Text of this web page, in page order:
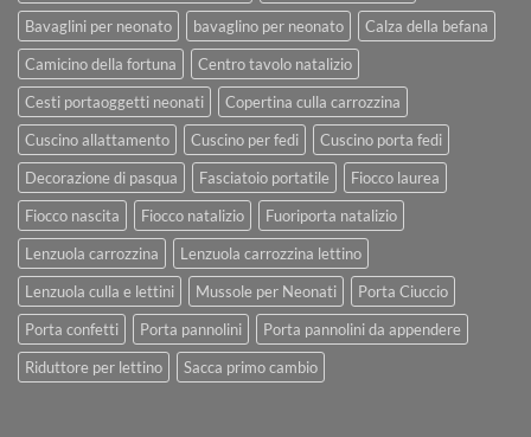
Bavaglini per neonato
bavaglino per neonato
Calza della befana
Camicino della fortuna
Centro tavolo natalizio
Cesti portaoggetti neonati
Copertina culla carrozzina
Cuscino allattamento
Cuscino per fedi
Cuscino porta fedi
Decorazione di pasqua
Fasciatoio portatile
Fiocco laurea
Fiocco nascita
Fiocco natalizio
Fuoriporta natalizio
Lenzuola carrozzina
Lenzuola carrozzina lettino
Lenzuola culla e lettini
Mussole per Neonati
Porta Ciuccio
Porta confetti
Porta pannolini
Porta pannolini da appendere
Riduttore per lettino
Sacca primo cambio